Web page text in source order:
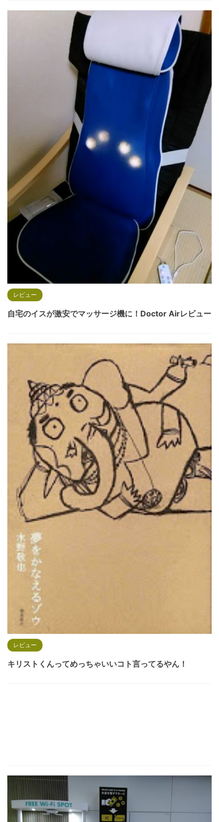
レビュー
自宅のイスが激安でマッサージ機に！Doctor Airレビュー
レビュー
キリストくんってめっちゃいいコト言ってるやん！